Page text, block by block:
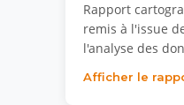
Rapport
remis à l'issue
l'analyse des
Afficher le